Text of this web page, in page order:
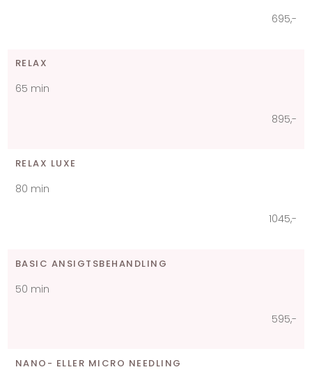
695,-​
RELAX
​65 min
895,-​
RELAX LUXE
​80 min
1045,-​
BASIC ANSIGTSBEHANDLING
​50 min
595,-​
NANO- ELLER MICRO NEEDLING​